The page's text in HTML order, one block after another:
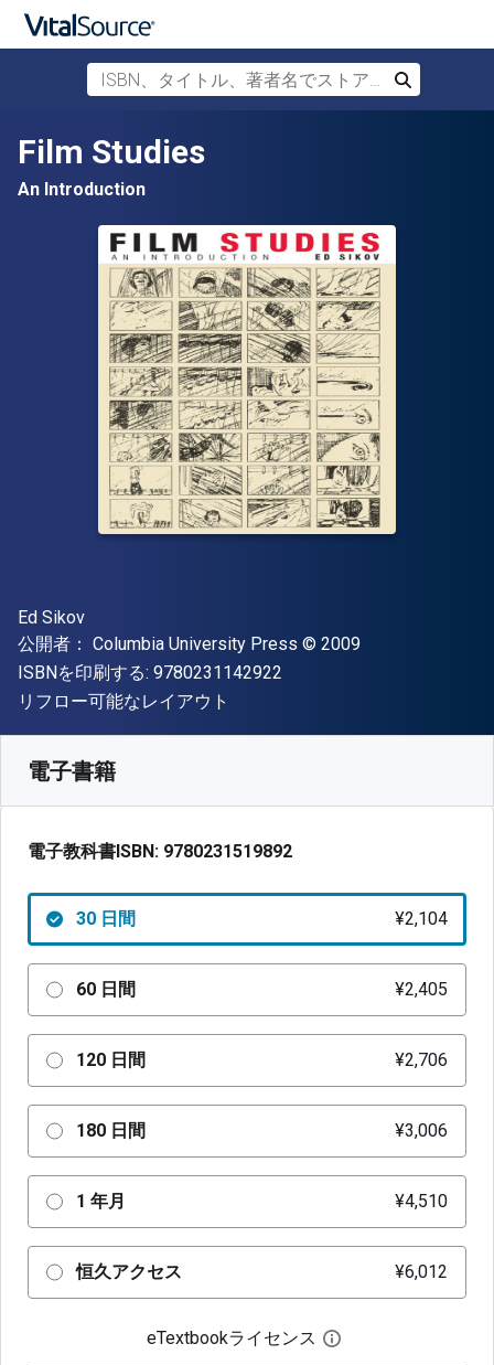
メインコンテンツへスキップ
ISBN、タイトル、著者名でストアを検索
検索
Film Studies
An Introduction
著者
Ed Sikov
出版社
公開者： Columbia University Press 著作権
© 2009
ISBNを印刷する: 9780231142922
形式
リフロー可能なレイアウト
電子書籍
電子教科書ISBN: 9780231519892
30 日間 ¥2,104
60 日間 ¥2,405
120 日間 ¥2,706
180 日間 ¥3,006
1 年月 ¥4,510
恒久アクセス ¥6,012
eTextbookライセンス デジタルライセン